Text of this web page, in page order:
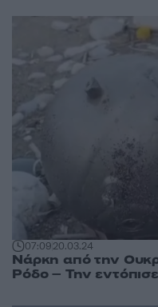
07:0920.03.24
Νάρκη από την
Ρόδο – Την